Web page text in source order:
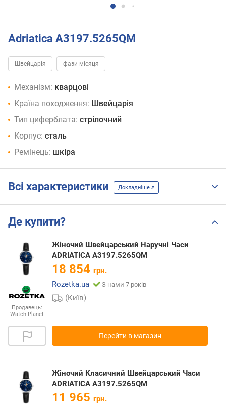
Adriatica A3197.5265QM
Швейцарія фази місяця
Механізм: кварцові
Країна походження: Швейцарія
Тип циферблата: стрілочний
Корпус: сталь
Ремінець: шкіра
Всі характеристики Докладніше
Де купити?
Продавець:
Watch Planet
Жіночий Швейцарський Наручні Часи
ADRIATICA A3197.5265QM
18 854 грн.
Rozetka.ua
З нами 7 років
(Київ)
Перейти в магазин
Жіночий Класичний Швейцарський Часи
ADRIATICA A3197.5265QM
11 965 грн.